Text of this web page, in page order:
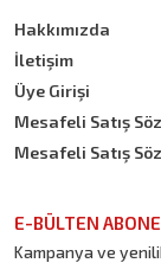
Hakkımızda
İletişim
Üye Girişi
Mesafeli Satış
Mesafeli Satış
E-BÜLTEN
Kampanya ve